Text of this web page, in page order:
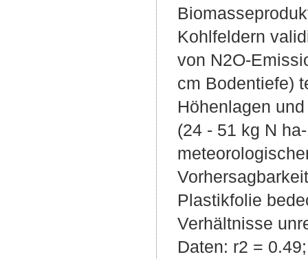
Kohlfeldern
von N2O-
cm Bodentiefe)
Höhenlagen
(24 - 51 kg N
Plastikfolie
Verhältnisse
Daten: r2 =